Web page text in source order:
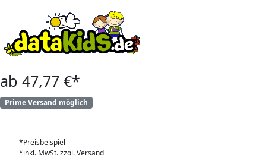
ab 47,77 €*
Prime Versand möglich
*Preisbeispiel